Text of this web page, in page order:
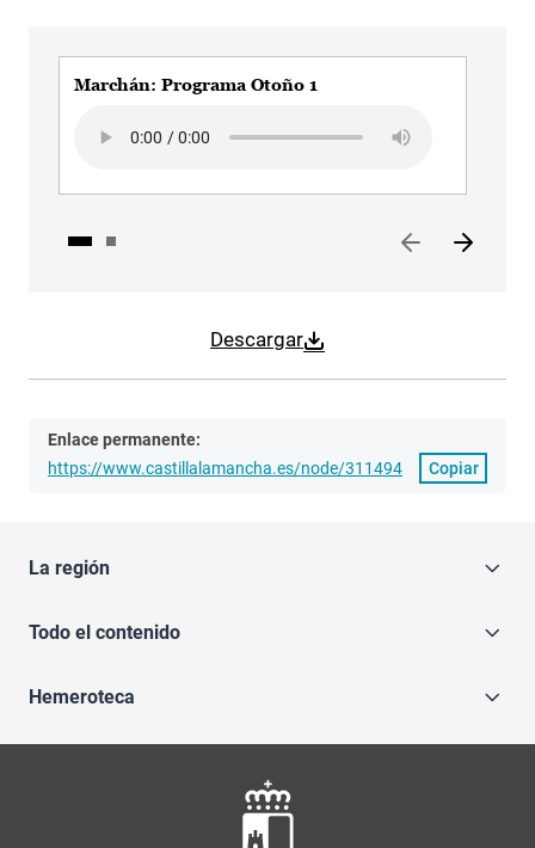
Descargar
Marchán: Programa Otoño 1
Enlace permanente:
https://www.castillalamancha.es/node/311494
Copiar
La región
Todo el contenido
Hemeroteca